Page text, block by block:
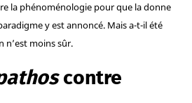
la phénoménologie pour que la donne
y est annoncé. Mais a-t-il été
n’est moins sûr.
contre